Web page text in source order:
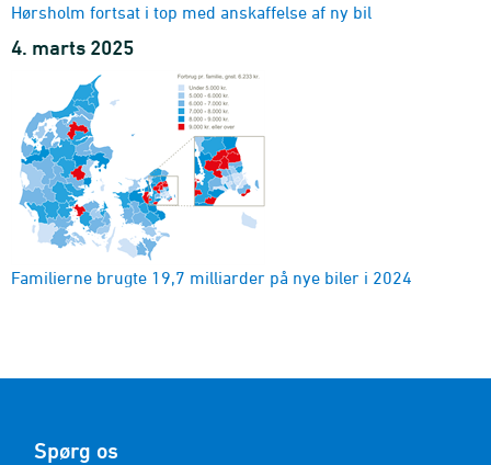
Hørsholm fortsat i top med anskaffelse af ny bil
4. marts 2025
Familierne brugte 19,7 milliarder på nye biler i 2024
Spørg os